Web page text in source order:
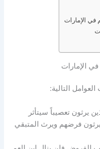
في الإمارات
الإمارات
التالية:
يرثون تعصيباً سيتأثر
فرضهم ويرث المتبقي